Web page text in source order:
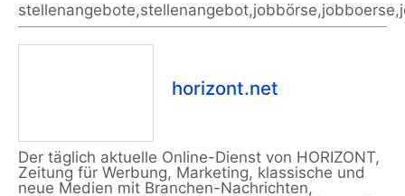
horizont.net
Der täglich aktuelle Online-Dienst von HORIZONT,
Zeitung für Werbung, Marketing, klassische und
neue Medien mit Branchen-Nachrichten,